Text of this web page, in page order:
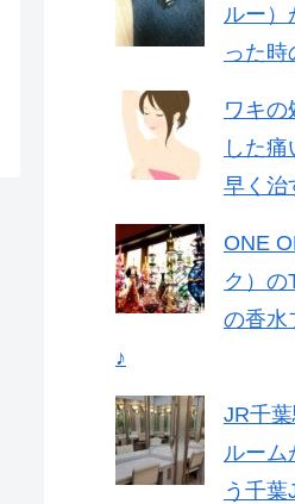
ルー）
った時
ワキの
した
早く治
ONE
ク）の
の香水
♪
JR千
ルーム
う千葉